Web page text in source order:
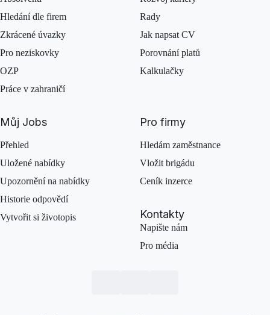
Hledání dle firem
Zkrácené úvazky
Pro neziskovky
OZP
Práce v zahraničí
Rady
Jak napsat CV
Porovnání platů
Kalkulačky
Můj Jobs
Přehled
Uložené nabídky
Upozornění na nabídky
Historie odpovědí
Vytvořit si životopis
Pro firmy
Hledám zaměstnance
Vložit brigádu
Ceník inzerce
Kontakty
Napište nám
Pro média